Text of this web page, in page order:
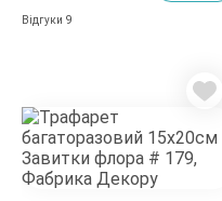
Відгуки 9